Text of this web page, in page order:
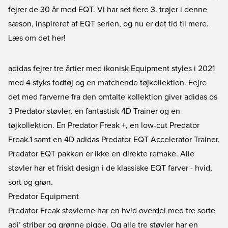
fejrer de 30 år med EQT. Vi har set flere 3. trøjer i denne
sæson, inspireret af EQT serien, og nu er det tid til mere.
Læs om det her!
adidas fejrer tre årtier med ikonisk Equipment styles i 2021
med 4 styks fodtøj og en matchende tøjkollektion. Fejre
det med farverne fra den omtalte kollektion giver adidas os
3 Predator støvler, en fantastisk 4D Trainer og en
tøjkollektion. En Predator Freak +, en low-cut Predator
Freak.1 samt en 4D adidas Predator EQT Accelerator Trainer.
Predator EQT pakken er ikke en direkte remake. Alle
støvler har et friskt design i de klassiske EQT farver - hvid,
sort og grøn.
Predator Equipment
Predator Freak støvlerne har en hvid overdel med tre sorte
adi’ striber og grønne pigge. Og alle tre støvler har en